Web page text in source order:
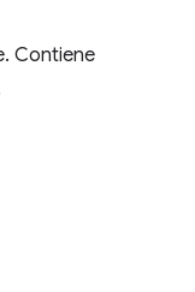
Contiene